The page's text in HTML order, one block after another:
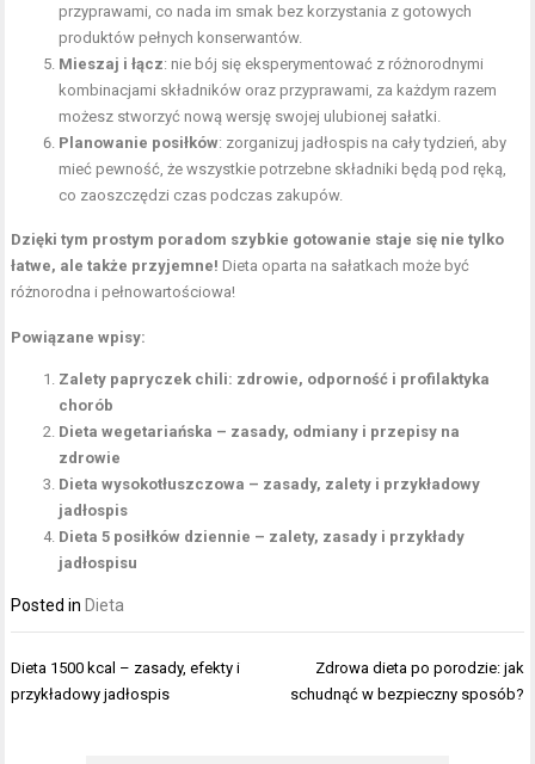
przyprawami, co nada im smak bez korzystania z gotowych
produktów pełnych konserwantów.
Mieszaj i łącz: nie bój się eksperymentować z różnorodnymi
kombinacjami składników oraz przyprawami, za każdym razem
możesz stworzyć nową wersję swojej ulubionej sałatki.
Planowanie posiłków: zorganizuj jadłospis na cały tydzień, aby
mieć pewność, że wszystkie potrzebne składniki będą pod ręką,
co zaoszczędzi czas podczas zakupów.
Dzięki tym prostym poradom szybkie gotowanie staje się nie tylko
łatwe, ale także przyjemne! Dieta oparta na sałatkach może być
różnorodna i pełnowartościowa!
Powiązane wpisy:
Zalety papryczek chili: zdrowie, odporność i profilaktyka
chorób
Dieta wegetariańska – zasady, odmiany i przepisy na
zdrowie
Dieta wysokotłuszczowa – zasady, zalety i przykładowy
jadłospis
Dieta 5 posiłków dziennie – zalety, zasady i przykłady
jadłospisu
Posted in Dieta
Nawigacja
wpisu
Dieta 1500 kcal – zasady, efekty i
przykładowy jadłospis
Zdrowa dieta po porodzie: jak
schudnąć w bezpieczny sposób?